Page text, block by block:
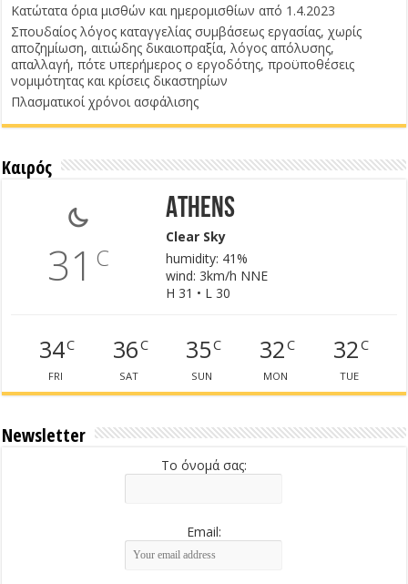
Κατώτατα όρια μισθών και ημερομισθίων από 1.4.2023
Σπουδαίος λόγος καταγγελίας συμβάσεως εργασίας, χωρίς
αποζημίωση, αιτιώδης δικαιοπραξία, λόγος απόλυσης,
απαλλαγή, πότε υπερήμερος ο εργοδότης, προϋποθέσεις
νομιμότητας και κρίσεις δικαστηρίων
Πλασματικοί χρόνοι ασφάλισης
Καιρός
31 C
Athens
Clear Sky
humidity: 41%
wind: 3km/h NNE
H 31 • L 30
34C
FRI
36C
SAT
35C
SUN
32C
MON
32C
TUE
Newsletter
Το όνομά σας:
Email: